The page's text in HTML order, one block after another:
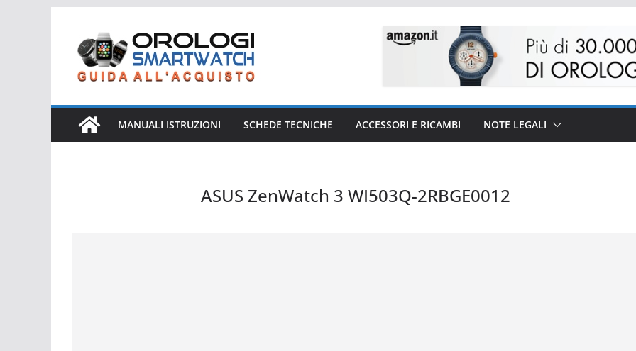
contenuto
MANUALI ISTRUZIONI SCHEDE TECNICHE ACCESSORI E RICAMBI NOTE LEGALI
ASUS ZenWatch 3 WI503Q-2RBGE0012